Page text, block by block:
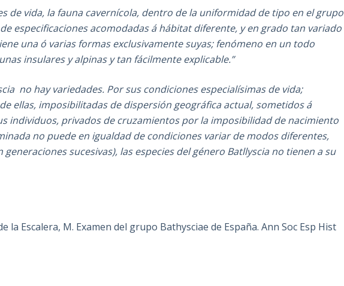
de vida, la fauna cavernícola, dentro de la uniformidad de tipo en el grupo
especificaciones acomodadas á hábitat diferente, y en grado tan variado
una ó varias formas exclusivamente suyas; fenómeno en un todo
insulares y alpinas y tan fácilmente explicable.”
no hay variedades. Por sus condiciones especialísimas de vida;
ellas, imposibilitadas de dispersión geográfica actual, sometidos á
individuos, privados de cruzamientos por la imposibilidad de nacimiento
no puede en igualdad de condiciones variar de modos diferentes,
sucesivas), las especies del género Batllyscia no tienen a su
la Escalera, M. Examen del grupo Bathysciae de España. Ann Soc Esp Hist